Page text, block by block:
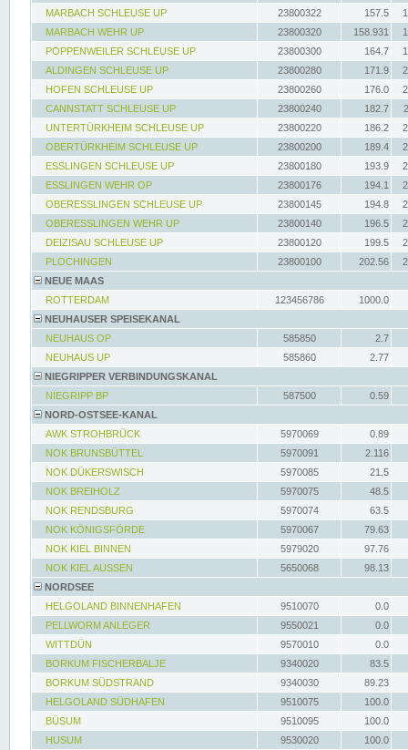
MARBACH SCHLEUSE UP
23800322 157.5
MARBACH WEHR UP
23800320 158.931
POPPENWEILER SCHLEUSE UP
23800300 164.7
ALDINGEN SCHLEUSE UP
23800280 171.9
HOFEN SCHLEUSE UP
23800260 176.0
CANNSTATT SCHLEUSE UP
23800240 182.7
UNTERTÜRKHEIM SCHLEUSE UP
23800220 186.2
OBERTÜRKHEIM SCHLEUSE UP
23800200 189.4
ESSLINGEN SCHLEUSE UP
23800180 193.9
ESSLINGEN WEHR OP
23800176 194.1
OBERESSLINGEN SCHLEUSE UP
23800145 194.8
OBERESSLINGEN WEHR UP
23800140 196.5
DEIZISAU SCHLEUSE UP
23800120 199.5
PLOCHINGEN
23800100 202.56
NEUE MAAS
ROTTERDAM
123456786
1000.0
NEUHAUSER SPEISEKANAL
NEUHAUS OP
585850
2.7
NEUHAUS UP
585860
2.77
NIEGRIPPER VERBINDUNGSKANAL
NIEGRIPP BP
587500
0.59
NORD-OSTSEE-KANAL
AWK STROHBRÜCK
5970069
0.89
NOK BRUNSBÜTTEL
5970091
2.116
NOK DÜKERSWISCH
5970085
21.5
NOK BREIHOLZ
5970075
48.5
NOK RENDSBURG
5970074
63.5
NOK KÖNIGSFÖRDE
5970067
79.63
NOK KIEL BINNEN
5979020
97.76
NOK KIEL AUSSEN
5650068
98.13
NORDSEE
HELGOLAND BINNENHAFEN
9510070
0.0
PELLWORM ANLEGER
9550021
0.0
WITTDÜN
9570010
0.0
BORKUM FISCHERBALJE
9340020
83.5
BORKUM SÜDSTRAND
9340030
89.23
HELGOLAND SÜDHAFEN
9510075
100.0
BÜSUM
9510095
100.0
HUSUM
9530020 100.0